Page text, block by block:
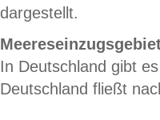
dargestellt.
In Deutschland gibt
Deutschland fließt